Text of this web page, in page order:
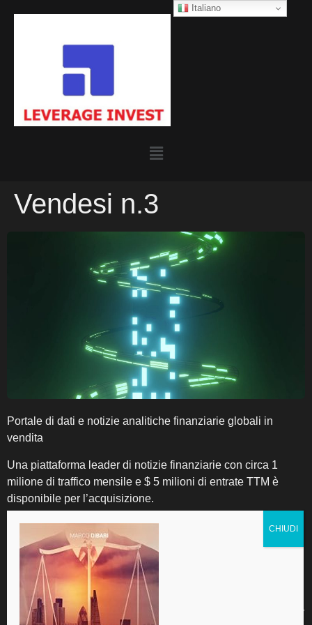
Vendesi n.3
Portale di dati e notizie analitiche finanziarie globali in
vendita
Una piattaforma leader di notizie finanziarie con circa 1
milione di traffico mensile e $ 5 milioni di entrate TTM è
disponibile per l’acquisizione.
Copertura di mercato completa: notizie in tempo reale,
analisi, quotazioni e strumenti finanziari avanzati.
Autorità di settore affidabile: recensioni di broker
imparziali per trader al dettaglio e professionisti.
Solida rete commerciale: partnership con oltre 100 broker
Italiano